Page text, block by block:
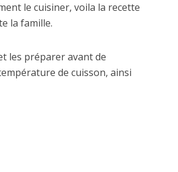
le cuisiner, voila la recette
la famille.
les préparer avant de
de cuisson, ainsi